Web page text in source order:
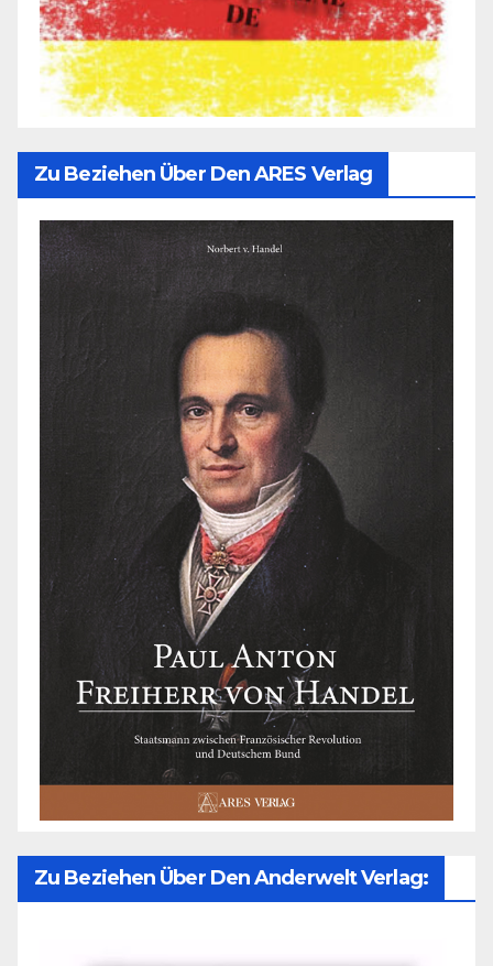
Zu Beziehen Über Den ARES Verlag
Zu Beziehen Über Den Anderwelt Verlag: